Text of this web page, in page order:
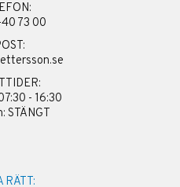
73 00
- 16:30
STÄNGT
RÄTT: